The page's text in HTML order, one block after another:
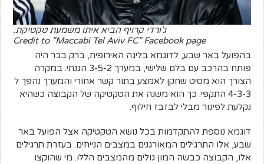
ג'ורדי קרויף הביא איתו משמעת טקטיקת.
Credit to "Maccabi Tel Aviv FC" Facebook page
בהפועל באר שבע, לדוגמא בליגה האירופית, ברק בכר היה
פותח בהרכב עם בלם שלישי, במערך 3-5-2 הגנתי. במקרה
הצורך הוא מסיט שחקן לאמצע בתור קשר אחורי והמערך נהפך ל
4-3-3 התקפי. כך הוא משנה את הטקטיקה של הקבוצה כשהיא
נקלעת לפיגור מבלי לבזבז חילוף.
דוגמא נוספת להתקדמות בכל נושא הטקטיקה אצל הפועל באר
שבע, אלו התרגילים המאורגנים במצבים הנייחים. בעזרת תרגילים
אלו, הקבוצה כבשה המון גולים מהמצבים הללו. מי שהוקצו